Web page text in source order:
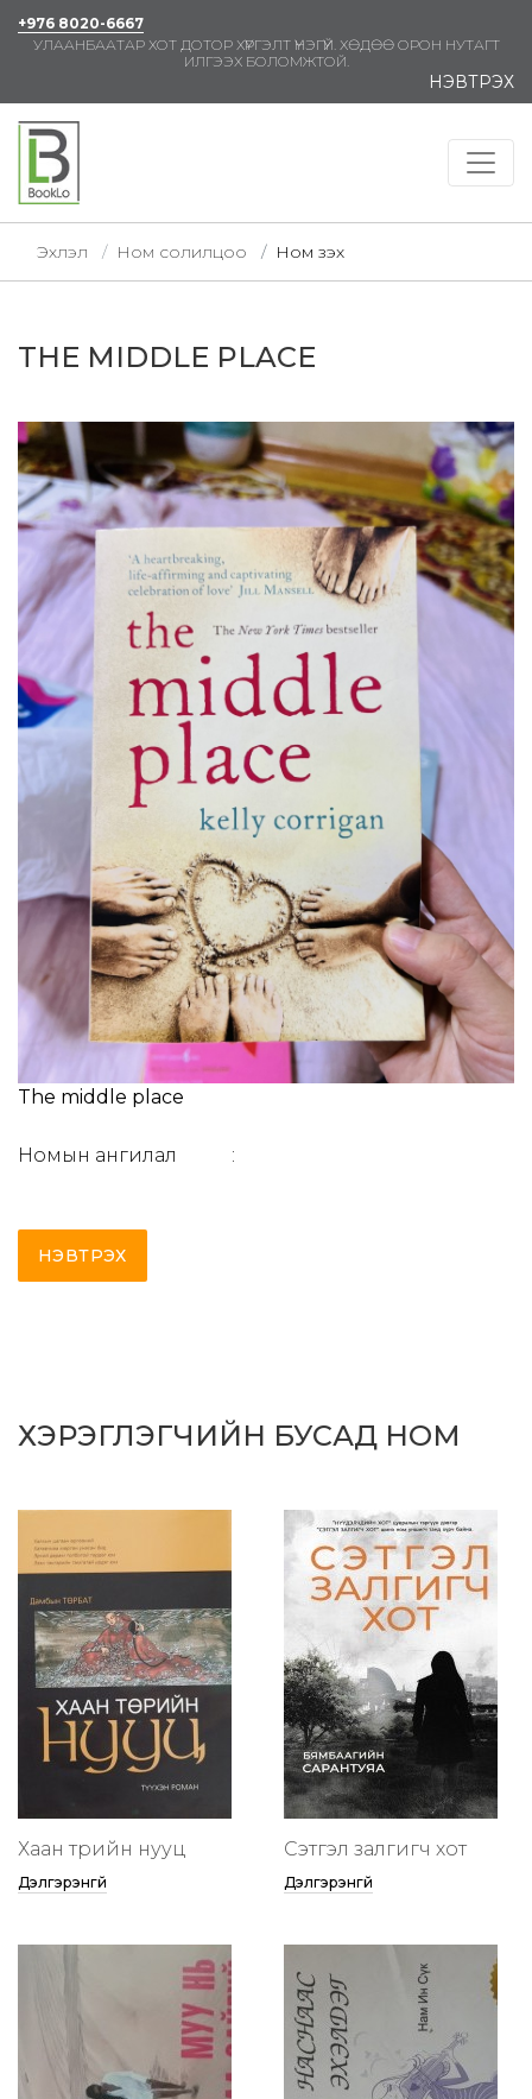
+976 8020-6667
УЛААНБААТАР ХОТ ДОТОР ХҮРГЭЛТ ҮНЭГҮЙ. ХӨДӨӨ ОРОН НУТАГТ
ИЛГЭЭХ БОЛОМЖТОЙ.
НЭВТРЭХ
Эхлэл Ном солилцоо Ном үзэх
THE MIDDLE PLACE
The middle place
Номын ангилал :
НЭВТРЭХ
ХЭРЭГЛЭГЧИЙН БУСАД НОМ
Хаан төрийн нууц
Дэлгэрэнгүй
Сэтгэл залгигч хот
Дэлгэрэнгүй